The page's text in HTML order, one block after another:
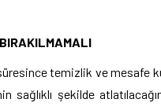
süresince temizlik ve mesafe
sağlıklı şekilde